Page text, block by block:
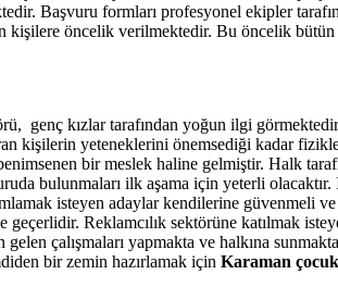
Başvuru formları profesyonel ekipler
kişilere öncelik verilmektedir. Bu öncelik
genç kızlar tarafından yoğun ilgi
kişilerin yeteneklerini önemsediği kadar
bir meslek haline gelmiştir. Halk
bulunmaları ilk aşama için yeterli
isteyen adaylar kendilerine güvenmeli ve
Reklamcılık sektörüne katılmak
çalışmaları yapmakta ve halkına
bir zemin hazırlamak için Karaman